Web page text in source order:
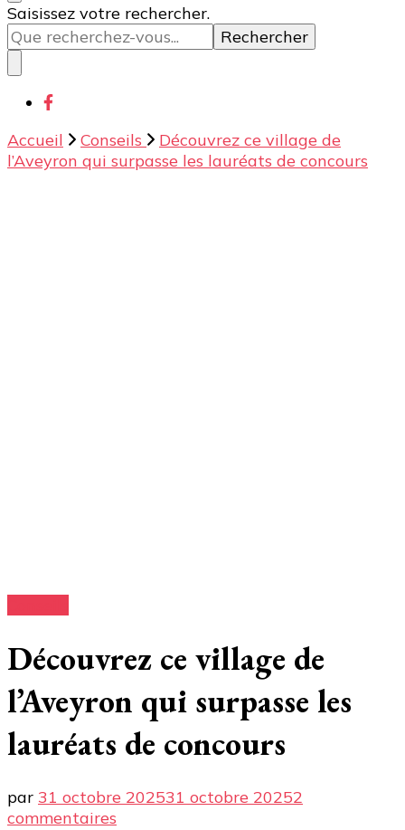
Vous
recherchiez
quelque
chose ?
Saisissez votre rechercher.
Accueil Conseils
Découvrez ce village de
l’Aveyron qui surpasse les lauréats de concours
Découvrez ce village de
l’Aveyron qui surpasse les
lauréats de concours
par 31 octobre 202531 octobre 20252
commentaires